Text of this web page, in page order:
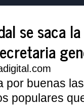
se saca
por buenas
populares